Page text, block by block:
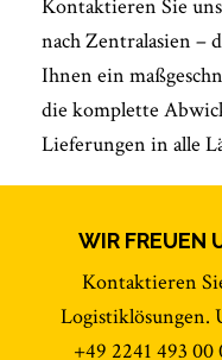
Kontaktieren Sie
nach Zentralasien –
Ihnen ein
die komplette
Lieferungen in alle
WIR FREUEN
Kontaktieren
Logistiklösungen.
+49 2241 493 00